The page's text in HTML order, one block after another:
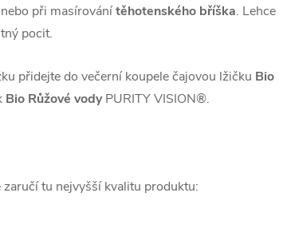
při masírovánítěhotenského bříška. Lehce
pocit.
přidejte do večerní koupele čajovou lžičku Bio
Bio Růžové vody PURITY VISION®.
zaručí tu nejvyšší kvalitu produktu: